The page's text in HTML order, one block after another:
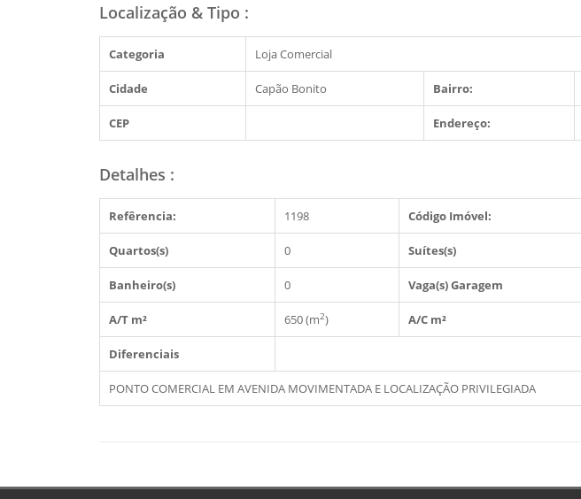
Localização & Tipo :
Categoria Loja Comercial
Cidade Capão Bonito Bairro:
CEP Endereço:
Detalhes :
Refêrencia: 1198 Código Imóvel:
Quartos(s) 0 Suítes(s)
Banheiro(s) 0 Vaga(s) Garagem
A/T m² 650 (m2) A/C m²
Diferenciais
PONTO COMERCIAL EM AVENIDA MOVIMENTADA E LOCALIZAÇÃO PRIVILEGIADA